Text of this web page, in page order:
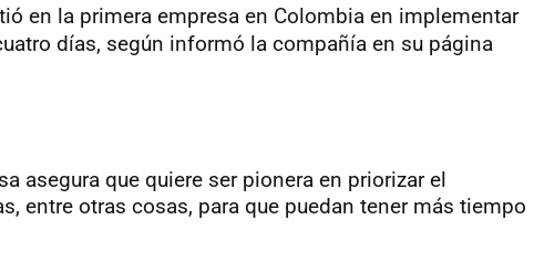
en la primera empresa en Colombia en implementar
días, según informó la compañía en su página
asegura que quiere ser pionera en priorizar el
entre otras cosas, para que puedan tener más tiempo